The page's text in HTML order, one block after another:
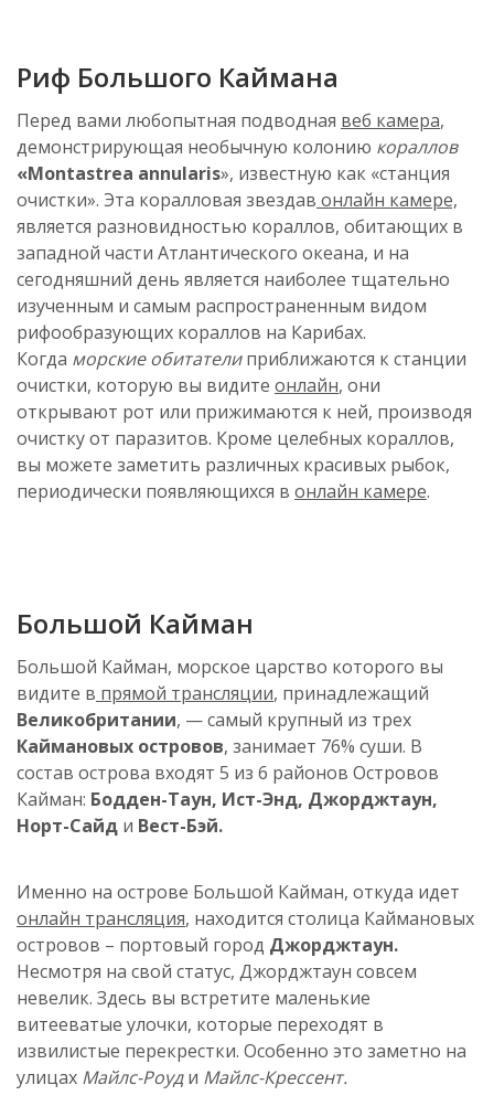
Риф Большого Каймана
Перед вами любопытная подводная веб камера,
демонстрирующая необычную колонию кораллов
«Montastrea annularis», известную как «станция
очистки». Эта коралловая звездав онлайн камере,
является разновидностью кораллов, обитающих в
западной части Атлантического океана, и на
сегодняшний день является наиболее тщательно
изученным и самым распространенным видом
рифообразующих кораллов на Карибах.
Когда морские обитателиприближаются к станции
очистки, которую вы видите онлайн, они
открывают рот или прижимаются к ней, производя
очистку от паразитов. Кроме целебных кораллов,
вы можете заметить различных красивых рыбок,
периодически появляющихся в онлайн камере.
Большой Кайман
Большой Кайман, морское царство которого вы
видите в прямой трансляции, принадлежащий
Великобритании, — самый крупный из трех
Каймановых островов, занимает 76% суши. В
состав острова входят 5 из 6 районов Островов
Кайман: Бодден-Таун, Ист-Энд, Джорджтаун,
Норт-Сайд и Вест-Бэй.
Именно на острове Большой Кайман, откуда идет
онлайн трансляция, находится столица Каймановых
островов – портовый город Джорджтаун.
Несмотря на свой статус, Джорджтаун совсем
невелик. Здесь вы встретите маленькие
витееватые улочки, которые переходят в
извилистые перекрестки. Особенно это заметно на
улицах Майлс-Роуди Майлс-Крессент.